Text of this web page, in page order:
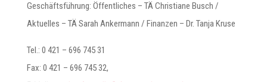
Geschäftsführung: Öffentliches – TÄ Christiane Busch /
Aktuelles – TÄ Sarah Ankermann / Finanzen – Dr. Tanja Kruse
Tel.: 0 421 – 696 745 31
Fax: 0 421 – 696 745 32,